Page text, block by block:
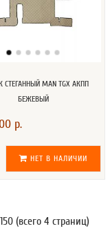
СТЕГАННЫЙ MAN TGX АКПП
БЕЖЕВЫЙ
р.
НЕТ В НАЛИЧИИ
(всего 4 страниц)